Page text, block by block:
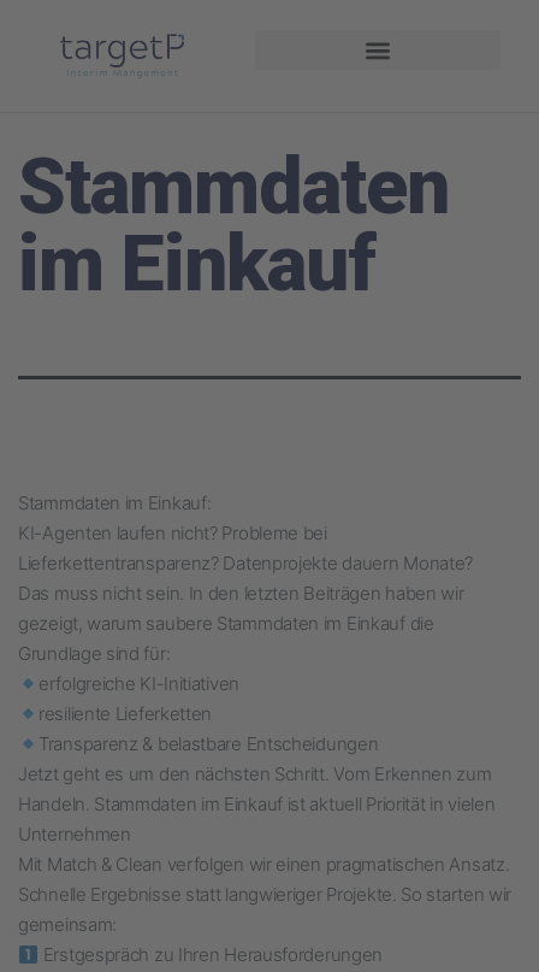
Stammdaten
im Einkauf
Stammdaten im Einkauf:
KI-Agenten laufen nicht? Probleme bei
Lieferkettentransparenz? Datenprojekte dauern Monate?
Das muss nicht sein. In den letzten Beiträgen haben wir
gezeigt, warum saubere Stammdaten im Einkauf die
Grundlage sind für:
erfolgreiche KI-Initiativen
resiliente Lieferketten
Transparenz & belastbare Entscheidungen
Jetzt geht es um den nächsten Schritt. Vom Erkennen zum
Handeln. Stammdaten im Einkauf ist aktuell Priorität in vielen
Unternehmen
Mit Match & Clean verfolgen wir einen pragmatischen Ansatz.
Schnelle Ergebnisse statt langwieriger Projekte. So starten wir
gemeinsam:
Erstgespräch zu Ihren Herausforderungen